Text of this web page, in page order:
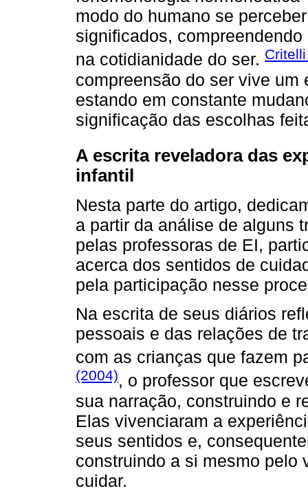
modo do humano se
significados,
na cotidianidade do ser.
compreensão do ser vive um
estando em constante
significação das escolhas
A escrita reveladora das
infantil
Nesta parte do artigo,
a partir da análise de alguns
pelas professoras de EI,
acerca dos sentidos de
pela participação nesse
Na escrita de seus diários
pessoais e das relações de
com as crianças que fazem
(2004), o professor que
sua narração, construindo e
Elas vivenciaram a
seus sentidos e,
construindo a si mesmo pelo
cuidar.